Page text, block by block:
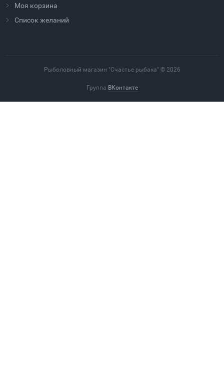
Моя корзина
Cписок желаний
Рыболовный магазин "Счастье рыбака" © 2026
Группа ВКонтакте